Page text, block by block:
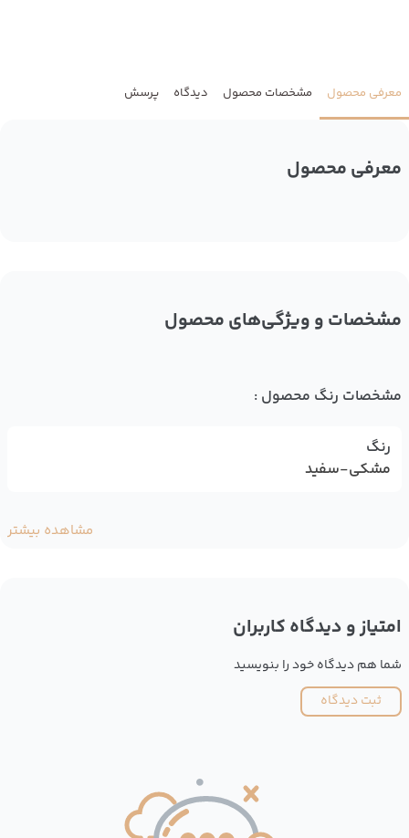
معرفی محصول مشخصات محصول دیدگاه پرسش
معرفی محصول
مشخصات و ویژگی‌های محصول
مشخصات رنگ محصول :
رنگ
مشکی-سفید
مشاهده بیشتر
امتیاز و دیدگاه کاربران
شما هم دیدگاه خود را بنویسید
ثبت دیدگاه